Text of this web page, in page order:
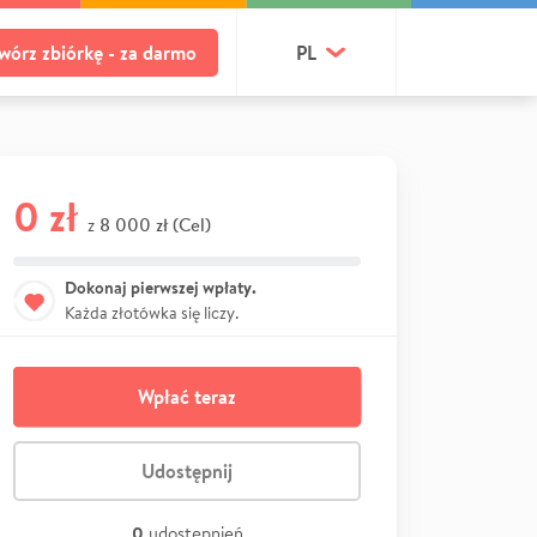
zbiórkę - za darmo PL
0 zł z 8 000 zł (Cel)
Dokonaj pierwszej wpłaty.
Każda złotówka się liczy.
Wpłać teraz
Udostępnij